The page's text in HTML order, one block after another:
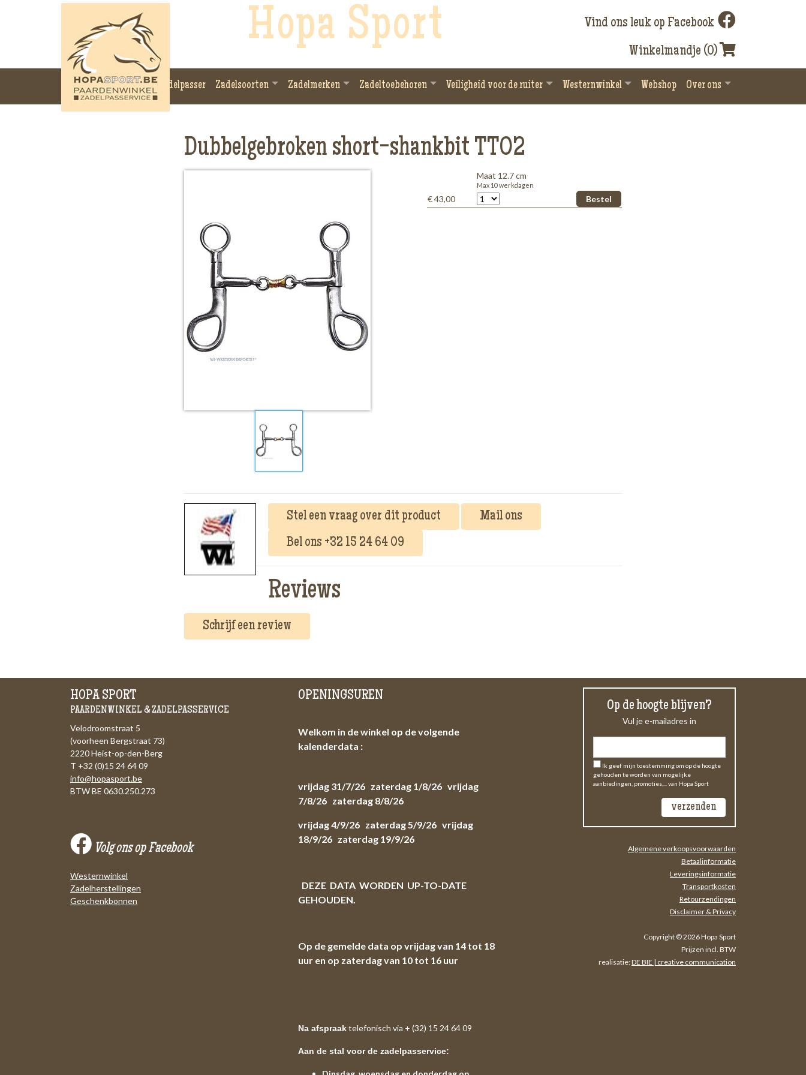
Hopa Sport
Vind ons leuk op Facebook
Winkelmandje (0)
Zadelpasser Zadelsoorten Zadelmerken Zadeltoebehoren Veiligheid voor de ruiter Westernwinkel Webshop Over ons
Dubbelgebroken short-shankbit TT02
Maat 12.7 cm
Max 10 werkdagen
€ 43,00
Stel een vraag over dit product
Mail ons
Bel ons +32 15 24 64 09
Reviews
Schrijf een review
HOPA SPORT
PAARDENWINKEL & ZADELPASSERVICE
Velodroomstraat 5
(voorheen Bergstraat 73)
2220 Heist-op-den-Berg
T +32 (0)15 24 64 09
info@hopasport.be
BTW BE 0630.250.273
Volg ons op Facebook
Westernwinkel
Zadelherstellingen
Geschenkbonnen
OPENINGSUREN
Welkom in de winkel op de volgende
kalenderdata :
vrijdag 31/7/26 zaterdag 1/8/26 vrijdag
7/8/26 zaterdag 8/8/26
vrijdag 4/9/26 zaterdag 5/9/26 vrijdag
18/9/26 zaterdag 19/9/26
DEZE DATA WORDEN UP-TO-DATE
GEHOUDEN.
Op de gemelde data op vrijdag van 14 tot 18
uur en op zaterdag van 10 tot 16 uur
Na afspraaktelefonisch via + (32) 15 24 64 09
Aan de stal voor de zadelpasservice:
Op de hoogte blijven?
Vul je e-mailadres in
Ik geef mijn toestemming om op de hoogte
gehouden te worden van mogelijke
aanbiedingen, promoties,... van Hopa Sport
Algemene verkoopsvoorwaarden
Betaalinformatie
Leveringsinformatie
Transportkosten
Retourzendingen
Disclaimer & Privacy
Copyright © 2026 Hopa Sport
Prijzen incl. BTW
realisatie:DE BIE | creative communication